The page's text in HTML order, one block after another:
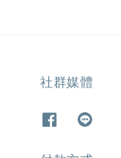
社群媒體